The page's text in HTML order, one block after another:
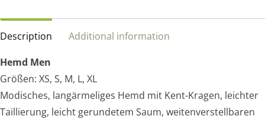
Description
Additional information
Hemd Men
Größen: XS, S, M, L, XL
Modisches, langärmeliges Hemd mit Kent-Kragen, leichter
Taillierung, leicht gerundetem Saum, weitenverstellbaren